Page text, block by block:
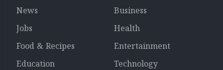
News
Business
Jobs
Health
Food & Recipes
Entertainment
Education
Technology